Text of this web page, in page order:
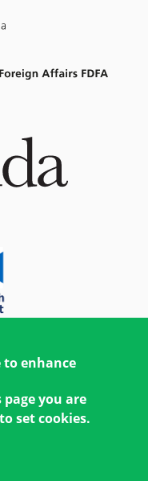
to enhance
you are
set cookies.